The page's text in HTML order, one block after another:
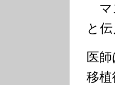
マ
と
医
移